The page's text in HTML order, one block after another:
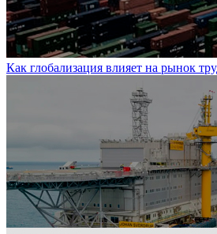
Как глобализация влияет на рынок